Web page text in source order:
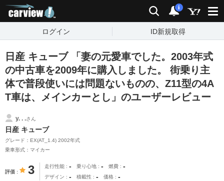
検索 通知
i
ログイン ID新規取得
日産 キューブ 「妻の元愛車でした。2003年式
の中古車を2009年に購入しました。 街乗り主
体で普段使いには問題ないものの、Z11型の4A
T車は、メインカーとし」のユーザーレビュー
y. . .さん
日産 キューブ
グレード：EX(AT_1.4) 2002年式
乗車形式：マイカー
評価 3 走行性能 - 乗り心地 - 燃費 -
デザイン - 積載性 - 価格 -